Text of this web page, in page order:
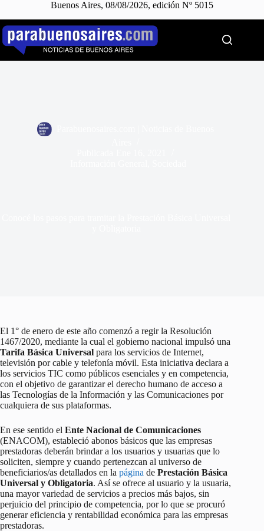
Buenos Aires, 08/08/2026, edición Nº 5015
Saltar
contenido
El 1° de enero de este año comenzó a regir la Resolución
1467/2020, mediante la cual el gobierno nacional impulsó una
Tarifa Básica Universal para los servicios de Internet,
televisión por cable y telefonía móvil. Esta iniciativa declara a
los servicios TIC como públicos esenciales y en competencia,
con el objetivo de garantizar el derecho humano de acceso a
las Tecnologías de la Información y las Comunicaciones por
cualquiera de sus plataformas.
En ese sentido el Ente Nacional de Comunicaciones
(ENACOM), estableció abonos básicos que las empresas
prestadoras deberán brindar a los usuarios y usuarias que lo
soliciten, siempre y cuando pertenezcan al universo de
beneficiarios/as detallados en la página de Prestación Básica
Universal y Obligatoria. Así se ofrece al usuario y la usuaria,
una mayor variedad de servicios a precios más bajos, sin
perjuicio del principio de competencia, por lo que se procuró
generar eficiencia y rentabilidad económica para las empresas
prestadoras.